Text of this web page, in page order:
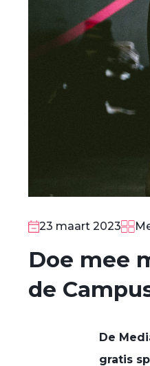
23 maart 2023
Doe mee
de
De
gratis